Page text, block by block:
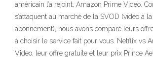
américain l’a rejoint, Amazon Prime Video.
s’attaquent au marché de la SVOD (vidéo à
abonnement), nous avons comparé leurs
à choisir le service fait pour vous. Netflix vs
Video, leur offre gratuite et leur prix Prince